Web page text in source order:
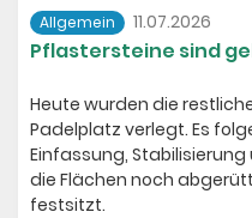
Allgemein 11.07.2026
Pflastersteine sind
Heute wurden die
Padelplatz verlegt. Es
Einfassung,
die Flächen noch
festsitzt.